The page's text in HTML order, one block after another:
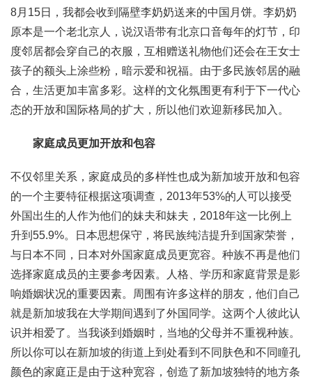
8月15日，我都会收到隔壁李奶奶送来的中国月饼。李奶奶
原本是一个老北京人，说汉语带有北京口音每年的灯节，印
度邻居都会穿自己的衣服，互相赠送礼物他们还会在王女士
孩子的额头上涂些粉，暗示爱和祝福。由于多民族邻居的融
合，生活更加丰富多彩。这样的文化氛围更有利于下一代心
态的开放和国际格局的扩大，所以他们欢迎新移民加入。
家庭成员更加开放和包容
不仅邻里关系，家庭成员的多样性也成为新加坡开放和包容
的一个主要特征根据这项调查，2013年53%的人可以接受
外国出生的人作为他们的妹夫和妹夫，2018年这一比例上
升到55.9%。日本思想保守，将民族纯洁提升到国家荣誉，
与日本不同，日本对外国家庭成员更宽容。种族不再是他们
选择家庭成员的主要参考因素。人格、学历和家庭背景是影
响婚姻状况的重要因素。周围有许多这样的朋友，他们自己
就是新加坡我在大学期间遇到了外国同学。这两个人彼此认
识并相爱了。当我谈到婚姻时，当地的父母并不重视种族。
所以你可以在新加坡的街道上到处看到不同肤色和不同瞳孔
颜色的家庭正是由于这种宽容，创造了新加坡独特的地方条